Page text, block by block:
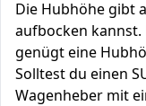
Die Hubhöhe gibt
aufbocken kannst.
genügt eine
Solltest du einen
Wagenheber mit